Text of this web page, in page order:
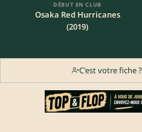
DÉBUT EN CLUB
Osaka Red Hurricanes
(2019)
C'est votre fiche